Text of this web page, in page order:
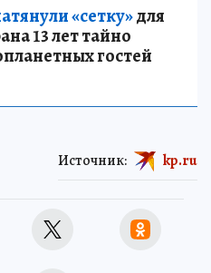
«сетку»для
13 лет тайно
гостей
Источник: kp.ru